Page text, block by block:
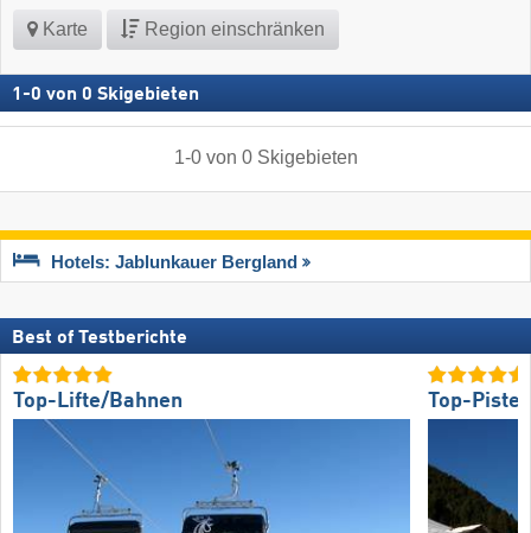
Karte Region einschränken
1 -0 von 0 Skigebieten
1-0von 0 Skigebieten
Hotels: Jablunkauer Bergland
Best of Testberichte
Top-Lifte/Bahnen Top-